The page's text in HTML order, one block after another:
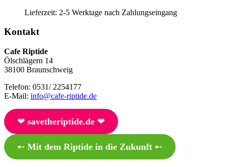
Lieferzeit: 2-5 Werktage nach Zahlungseingang
Kontakt
Cafe Riptide
Ölschlägern 14
38100 Braunschweig
Telefon: 0531/ 2254177
E-Mail: info@cafe-riptide.de
❤︎ savetheriptide.de❤︎
➸ Mit dem Riptide in die Zukunft➸